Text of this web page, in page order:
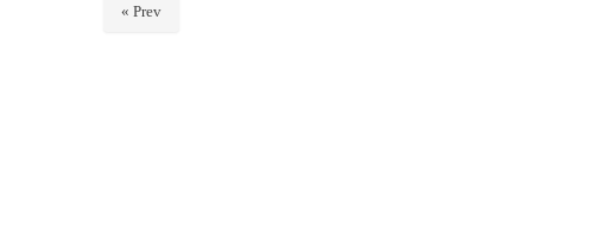
« Prev